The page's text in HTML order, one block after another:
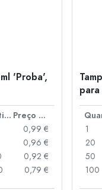
'Proba',
Quantidade
Preço por peça
0,99 €
0,96 €
0,92 €
0,79 €
1
20
50
100